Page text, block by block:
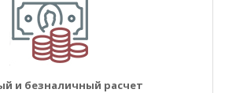
и безналичный расчет